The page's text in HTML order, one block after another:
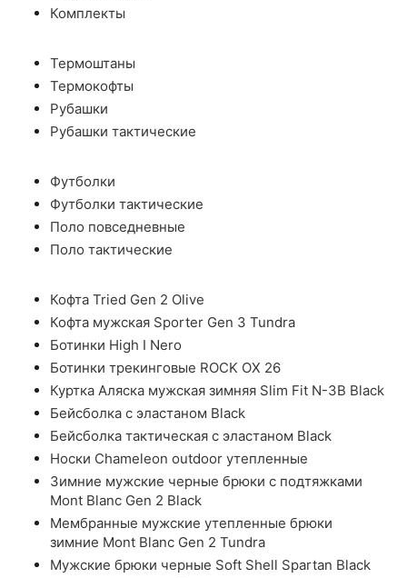
Комплекты
Термоштаны
Термокофты
Рубашки
Рубашки тактические
Футболки
Футболки тактические
Поло повседневные
Поло тактические
Кофта Tried Gen 2 Olive
Кофта мужская Sporter Gen 3 Tundra
Ботинки High I Nero
Ботинки трекинговые ROCK OX 26
Куртка Аляска мужская зимняя Slim Fit N-3B Black
Бейсболка с эластаном Black
Бейсболка тактическая с эластаном Black
Носки Chameleon outdoor утепленные
Зимние мужские черные брюки с подтяжками
Mont Blanc Gen 2 Black
Мембранные мужские утепленные брюки
зимние Mont Blanc Gen 2 Tundra
Мужские брюки черные Soft Shell Spartan Black